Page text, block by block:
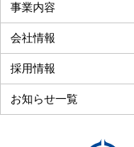
良い
事業内容
会社情報
採用情報
お知らせ一覧